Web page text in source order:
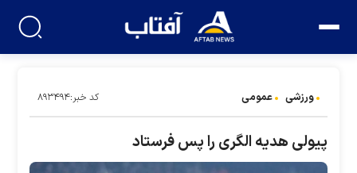
ورزشی عمومی کد خبر:۸۹۳۴۹۴
پیولی هدیه الگری را پس فرستاد